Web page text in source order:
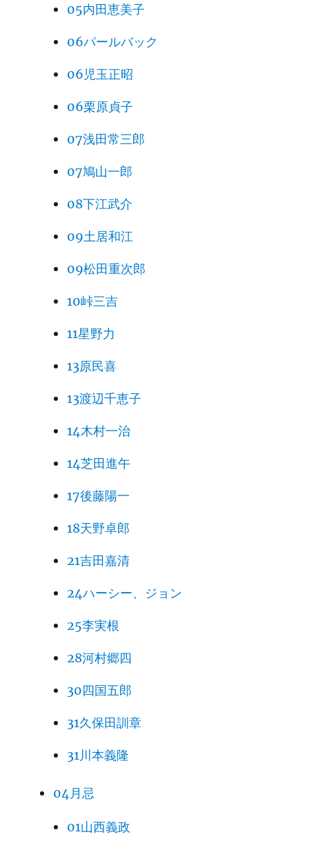
05内田恵美子
06パールバック
06児玉正昭
06栗原貞子
07浅田常三郎
07鳩山一郎
08下江武介
09土居和江
09松田重次郎
10峠三吉
11星野力
13原民喜
13渡辺千恵子
14木村一治
14芝田進午
17後藤陽一
18天野卓郎
21吉田嘉清
24ハーシー、ジョン
25李実根
28河村郷四
30四国五郎
31久保田訓章
31川本義隆
04月忌
01山西義政